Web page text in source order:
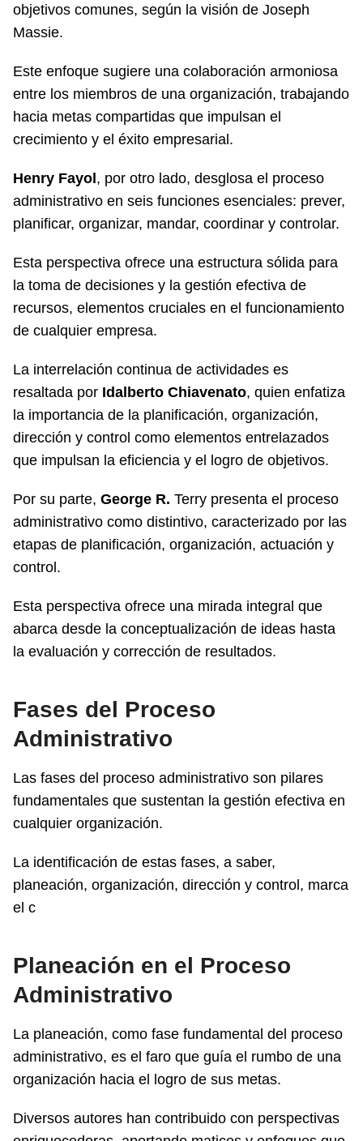
objetivos comunes, según la visión de Joseph
Massie.
Este enfoque sugiere una colaboración armoniosa
entre los miembros de una organización, trabajando
hacia metas compartidas que impulsan el
crecimiento y el éxito empresarial.
Henry Fayol, por otro lado, desglosa el proceso
administrativo en seis funciones esenciales: prever,
planificar, organizar, mandar, coordinar y controlar.
Esta perspectiva ofrece una estructura sólida para
la toma de decisiones y la gestión efectiva de
recursos, elementos cruciales en el funcionamiento
de cualquier empresa.
La interrelación continua de actividades es
resaltada por Idalberto Chiavenato, quien enfatiza
la importancia de la planificación, organización,
dirección y control como elementos entrelazados
que impulsan la eficiencia y el logro de objetivos.
Por su parte, George R. Terry presenta el proceso
administrativo como distintivo, caracterizado por las
etapas de planificación, organización, actuación y
control.
Esta perspectiva ofrece una mirada integral que
abarca desde la conceptualización de ideas hasta
la evaluación y corrección de resultados.
Fases del Proceso
Administrativo
Las fases del proceso administrativo son pilares
fundamentales que sustentan la gestión efectiva en
cualquier organización.
La identificación de estas fases, a saber,
planeación, organización, dirección y control, marca
el c
Planeación en el Proceso
Administrativo
La planeación, como fase fundamental del proceso
administrativo, es el faro que guía el rumbo de una
organización hacia el logro de sus metas.
Diversos autores han contribuido con perspectivas